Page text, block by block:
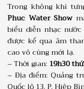
Trong không khí
Phuc Water Show
biểu diễn nhạc
được kể qua âm
cao vô cùng mới lạ.
– Thời gian: 19h30
– Địa điểm: Quảng